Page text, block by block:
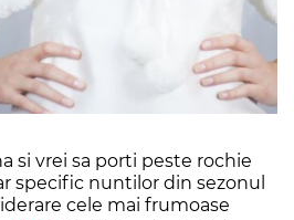
si vrei sa porti peste rochie
specific nuntilor din sezonul
cele mai frumoase